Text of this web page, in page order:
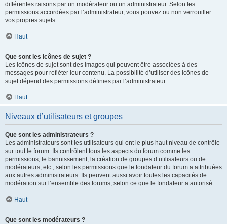
différentes raisons par un modérateur ou un administrateur. Selon les
permissions accordées par l’administrateur, vous pouvez ou non verrouiller
vos propres sujets.
Haut
Que sont les icônes de sujet ?
Les icônes de sujet sont des images qui peuvent être associées à des
messages pour refléter leur contenu. La possibilité d’utiliser des icônes de
sujet dépend des permissions définies par l’administrateur.
Haut
Niveaux d’utilisateurs et groupes
Que sont les administrateurs ?
Les administrateurs sont les utilisateurs qui ont le plus haut niveau de contrôle
sur tout le forum. Ils contrôlent tous les aspects du forum comme les
permissions, le bannissement, la création de groupes d’utilisateurs ou de
modérateurs, etc., selon les permissions que le fondateur du forum a attribuées
aux autres administrateurs. Ils peuvent aussi avoir toutes les capacités de
modération sur l’ensemble des forums, selon ce que le fondateur a autorisé.
Haut
Que sont les modérateurs ?